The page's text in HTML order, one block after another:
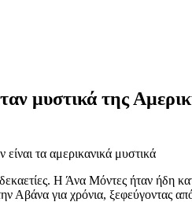
μυστικά της
τα αμερικανικά μυστικά
Η Άνα Μόντες ήταν ήδη
Αβάνα για χρόνια, ξεφεύγοντας